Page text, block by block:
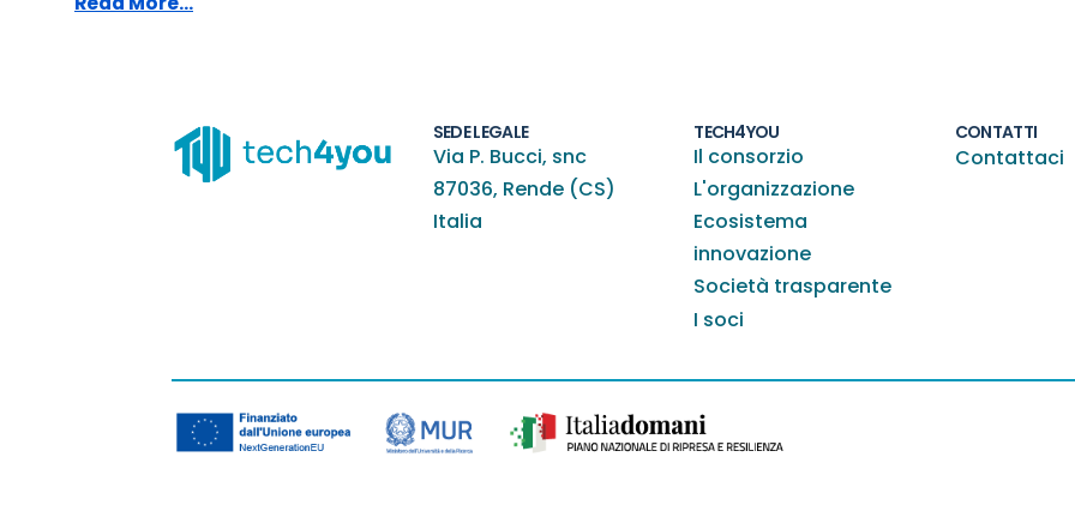
SEDE LEGALE
Via P. Bucci, snc
87036, Rende (CS)
Italia
TECH4YOU
Il consorzio
L'organizzazione
Ecosistema
innovazione
Società trasparente
I soci
CONTATTI
Contattaci